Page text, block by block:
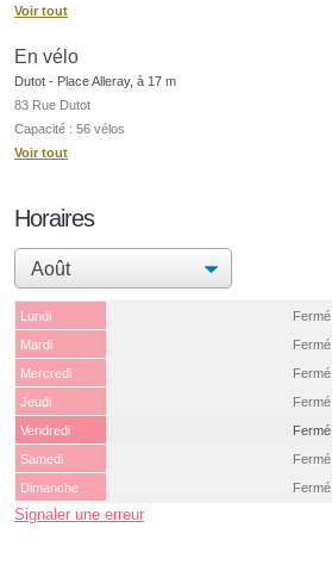
Voir tout
En vélo
Dutot - Place Alleray, à 17 m
83 Rue Dutot
Capacité : 56 vélos
Voir tout
Horaires
Lundi
Fermé
Mardi
Fermé
Mercredi
Fermé
Jeudi
Fermé
Vendredi
Fermé
Samedi
Fermé
Dimanche
Fermé
Signaler une erreur